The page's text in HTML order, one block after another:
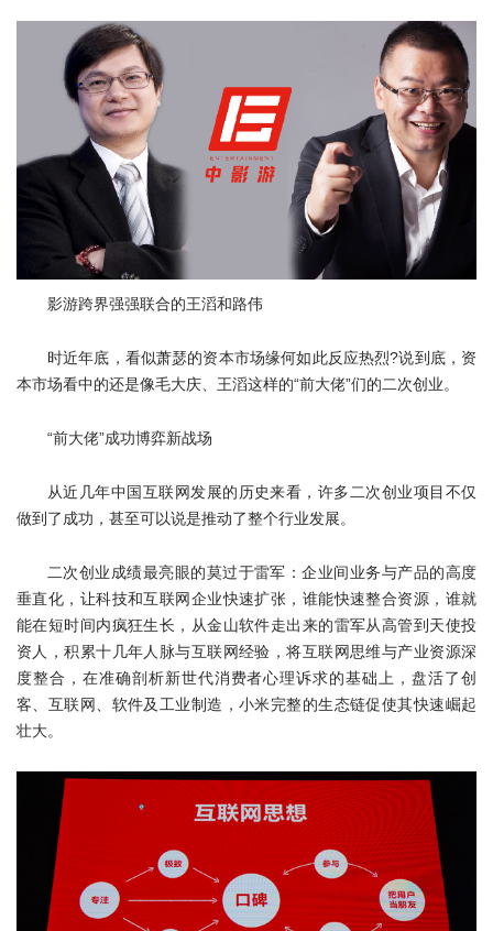
影游跨界强强联合的王滔和路伟
时近年底，看似萧瑟的资本市场缘何如此反应热烈?说到底，资
本市场看中的还是像毛大庆、王滔这样的“前大佬”们的二次创业。
“前大佬”成功博弈新战场
从近几年中国互联网发展的历史来看，许多二次创业项目不仅
做到了成功，甚至可以说是推动了整个行业发展。
二次创业成绩最亮眼的莫过于雷军：企业间业务与产品的高度
垂直化，让科技和互联网企业快速扩张，谁能快速整合资源，谁就
能在短时间内疯狂生长，从金山软件走出来的雷军从高管到天使投
资人，积累十几年人脉与互联网经验，将互联网思维与产业资源深
度整合，在准确剖析新世代消费者心理诉求的基础上，盘活了创
客、互联网、软件及工业制造，小米完整的生态链促使其快速崛起
壮大。